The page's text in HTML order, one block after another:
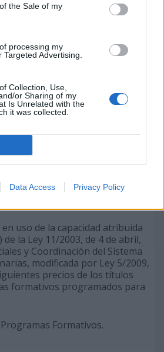
the Sale of my
processing my
Advertising.
Collection, Use,
or Sharing of my
Is Unrelated with the
it was collected.
Data Access Privacy Policy
Capítulo 2 / 42B Capítulo
Capítulo 2 / 42B Capítulo
Capítulo 2 / 42C
uso de la capacidad atribuida
la Ley 11/2003, de 4 de abril,
y Coordinación del Sistema
modificada por Ley 5/2009,
precios de los títulos
formativos programados para
Formativos.